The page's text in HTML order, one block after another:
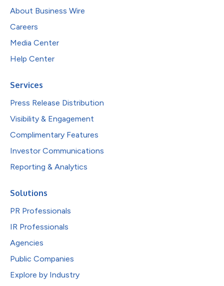
About Business Wire
Careers
Media Center
Help Center
Services
Press Release Distribution
Visibility & Engagement
Complimentary Features
Investor Communications
Reporting & Analytics
Solutions
PR Professionals
IR Professionals
Agencies
Public Companies
Explore by Industry